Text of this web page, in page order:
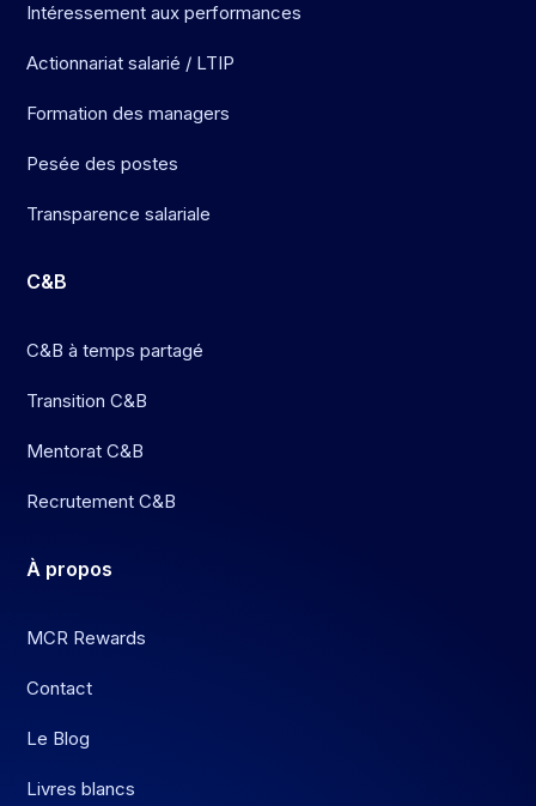
Intéressement aux performances
Actionnariat salarié / LTIP
Formation des managers
Pesée des postes
Transparence salariale
C&B
C&B à temps partagé
Transition C&B
Mentorat C&B
Recrutement C&B
À propos
MCR Rewards
Contact
Le Blog
Livres blancs